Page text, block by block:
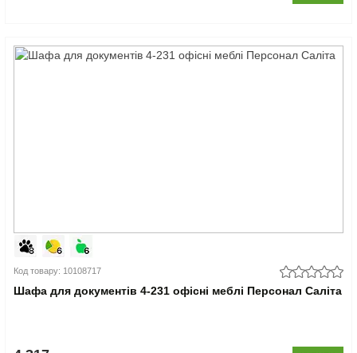
Код товару: 10108717
Шафа для документів 4-231 офісні меблі Персонал Саліта